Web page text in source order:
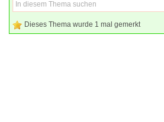
Dieses Thema wurde 1 mal gemerkt